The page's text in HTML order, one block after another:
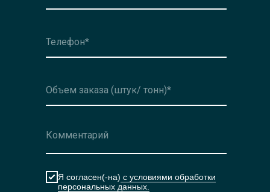
Я согласен(-на) с условиями обработки
персональных данных.